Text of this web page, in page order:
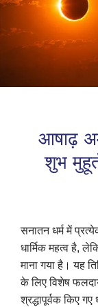
आषाढ़
शुभ
सनातन धर्म में
धार्मिक महत्व है,
माना गया है। यह
के लिए विशेष
श्रद्धापूर्वक किए गए